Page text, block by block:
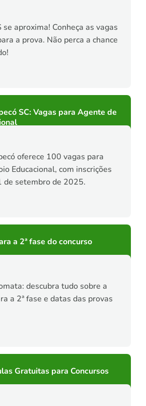
se aproxima! Conheça as vagas
a prova. Não perca a chance
SC: Vagas para Agente de
oferece 100 vagas para
Educacional, com inscrições
de setembro de 2025.
a 2ª fase do concurso
descubra tudo sobre a
a 2ª fase e datas das provas
Gratuitas para Concursos